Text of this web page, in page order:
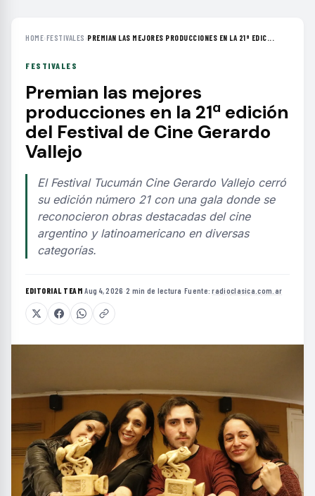
HOME›FESTIVALES ›PREMIAN LAS MEJORES PRODUCCIONES EN LA 21ª EDIC...
FESTIVALES
Premian las mejores
producciones en la 21ª edición
del Festival de Cine Gerardo
Vallejo
El Festival Tucumán Cine Gerardo Vallejo cerró
su edición número 21 con una gala donde se
reconocieron obras destacadas del cine
argentino y latinoamericano en diversas
categorías.
EDITORIAL TEAM·Aug 4, 2026 ·2 min de lectura ·Fuente:radioclasica.com.ar